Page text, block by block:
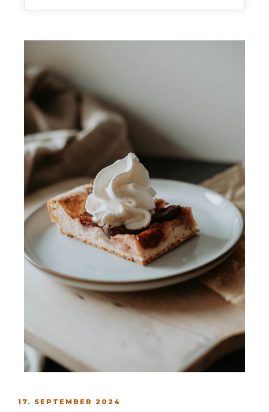
17. SEPTEMBER 2024